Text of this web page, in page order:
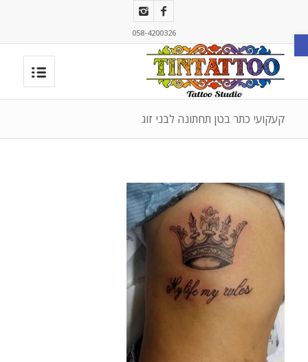
פתח סרגל נגישות 058-4200326
קעקועי כתר בטן תחתונה לבני זוג